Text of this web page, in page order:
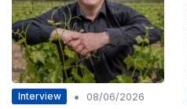
Interview •
08/06/2026